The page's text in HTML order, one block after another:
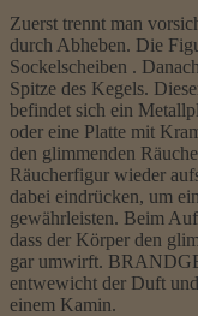
Zuerst trennt man
durch Abheben. Die
Sockelscheiben .
Spitze des Kegels.
befindet sich ein
oder eine Platte mit
den glimmenden
Räucherfigur wieder
dabei eindrücken, um
gewährleisten. Beim
dass der Körper den
gar umwirft.
entwewicht der Duft
einem Kamin.